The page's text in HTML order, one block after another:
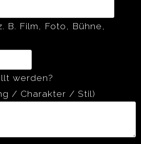
B. Film, Foto, Bühne,
werden?
/ Charakter / Stil)